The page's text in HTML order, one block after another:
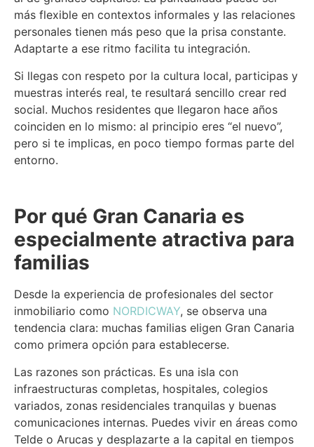
más flexible en contextos informales y las relaciones
personales tienen más peso que la prisa constante.
Adaptarte a ese ritmo facilita tu integración.
Si llegas con respeto por la cultura local, participas y
muestras interés real, te resultará sencillo crear red
social. Muchos residentes que llegaron hace años
coinciden en lo mismo: al principio eres “el nuevo”,
pero si te implicas, en poco tiempo formas parte del
entorno.
Por qué Gran Canaria es
especialmente atractiva para
familias
Desde la experiencia de profesionales del sector
inmobiliario como NORDICWAY, se observa una
tendencia clara: muchas familias eligen Gran Canaria
como primera opción para establecerse.
Las razones son prácticas. Es una isla con
infraestructuras completas, hospitales, colegios
variados, zonas residenciales tranquilas y buenas
comunicaciones internas. Puedes vivir en áreas como
Telde o Arucas y desplazarte a la capital en tiempos